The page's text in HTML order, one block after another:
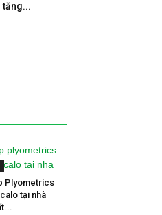
tăng...
Plyometrics
tại nhà